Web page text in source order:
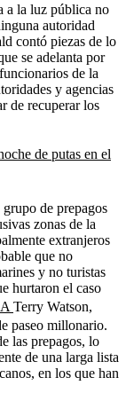
a la luz pública no
autoridad
contó piezas de lo
se adelanta por
de la
y agencias
de recuperar los
de putas en el
grupo de prepagos
zonas de la
extranjeros
que no
y no turistas
hurtaron el caso
Terry Watson,
paseo millonario.
las prepagos, lo
de una larga lista
en los que han